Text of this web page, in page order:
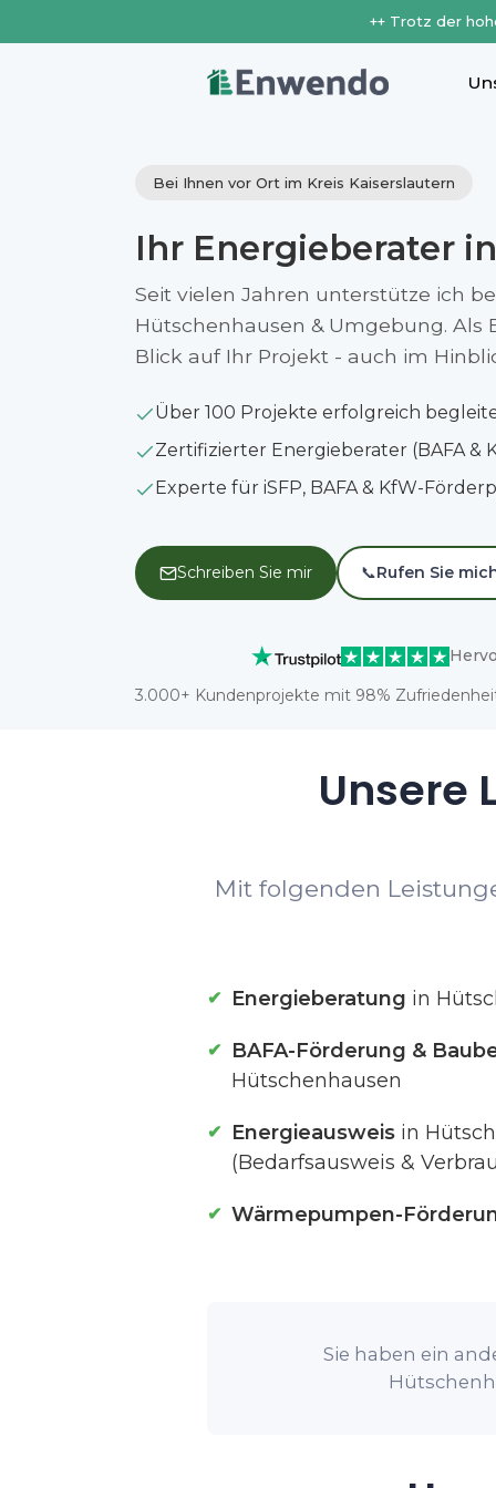
++ Trotz der
Bei Ihnen vor Ort im Kreis Kaiserslautern
Ihr Energieberater
Seit vielen Jahren unterstütze ich
Hütschenhausen & Umgebung. Als
Blick auf Ihr Projekt - auch im
Über 100 Projekte erfolgreich
Zertifizierter Energieberater (BAFA &
Experte für iSFP, BAFA & KfW-
Schreiben Sie mir 📞Rufen Sie
3.000+ Kundenprojekte mit 98%
Unsere
Mit folgenden
Energieberatung in
BAFA-Förderung &
Hütschenhausen
Energieausweis in
(Bedarfsausweis &
Wärmepumpen-
Sie haben ein